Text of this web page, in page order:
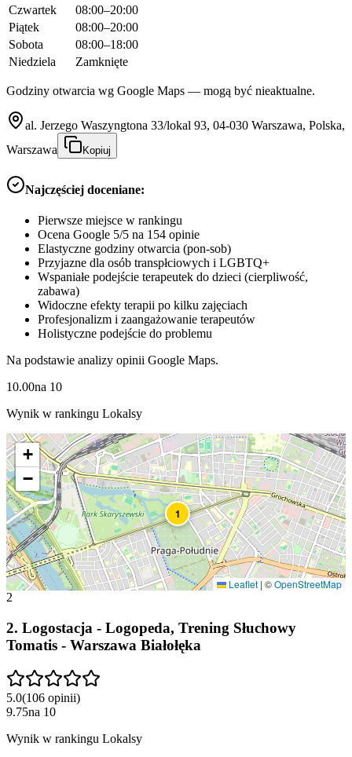
Czwartek
08:00–20:00
Piątek
08:00–20:00
Sobota
08:00–18:00
Niedziela
Zamknięte
Godziny otwarcia wg Google Maps — mogą być nieaktualne.
al. Jerzego Waszyngtona 33/lokal 93, 04-030 Warszawa, Polska,
Warszawa
Kopiuj
Najczęściej doceniane:
Pierwsze miejsce w rankingu
Ocena Google 5/5 na 154 opinie
Elastyczne godziny otwarcia (pon-sob)
Przyjazne dla osób transpłciowych i LGBTQ+
Wspaniałe podejście terapeutek do dzieci (cierpliwość,
zabawa)
Widoczne efekty terapii po kilku zajęciach
Profesjonalizm i zaangażowanie terapeutów
Holistyczne podejście do problemu
Na podstawie analizy opinii Google Maps.
10.00na 10
Wynik w rankingu Lokalsy
1
+
−
Leaflet | ©OpenStreetMap
2
2. Logostacja - Logopeda, Trening Słuchowy
Tomatis - Warszawa Białołęka
5.0(106 opinii)
9.75na 10
Wynik w rankingu Lokalsy